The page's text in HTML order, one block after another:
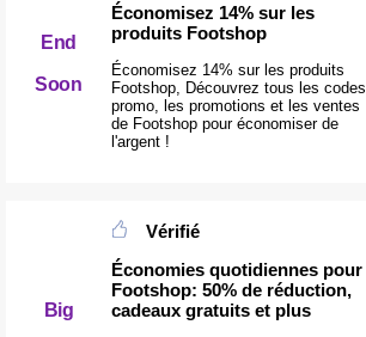
End
Soon
Économisez 14% sur les
produits Footshop
Économisez 14% sur les produits
Footshop, Découvrez tous les codes
promo, les promotions et les ventes
de Footshop pour économiser de
l'argent !
Big
Vérifié
Économies quotidiennes pour
Footshop: 50% de réduction,
cadeaux gratuits et plus